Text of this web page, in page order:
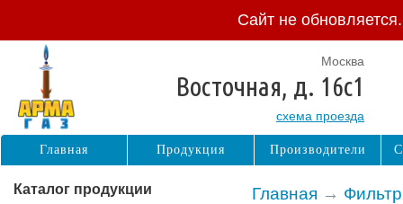
Сайт не
Главная →
Каталог продукции
Москва
Восточная, д. 16с1
схема проезда
Главная Продукция Производители